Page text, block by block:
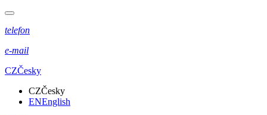
telefon
e-mail
CZČesky
CZČesky
ENEnglish